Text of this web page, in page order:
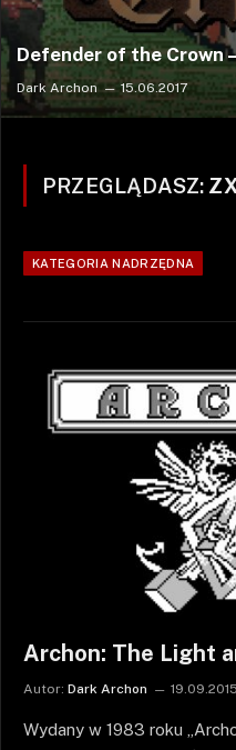
Defender of the Crown
Dark Archon 15.06.2017
PRZEGLĄDASZ:
KATEGORIA NADRZĘDNA
Archon: The Light
Autor: Dark Archon 19.09.2015
Wydany w 1983 roku